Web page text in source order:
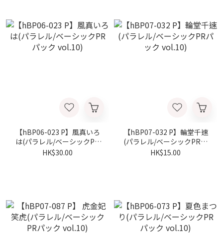
【hBP06-023 P】風真いろ
は(パラレル/ベーシックPR
パック vol.10)
HK$30.00
【hBP07-032 P】輪堂千速
(パラレル/ベーシックPRパ
ック vol.10)
HK$15.00